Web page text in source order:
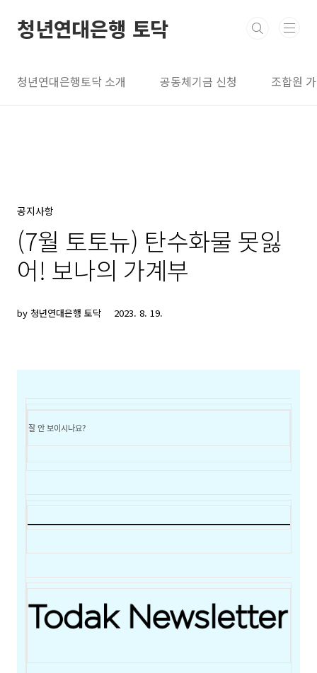
청년연대은행 토닥
청년연대은행토닥 소개 공동체기금 신청 조합원
공지사항
(7월 토토뉴) 탄수화물 못잃
어! 보나의 가계부
by 청년연대은행 토닥 2023. 8. 19.
잘 안 보이시나요?